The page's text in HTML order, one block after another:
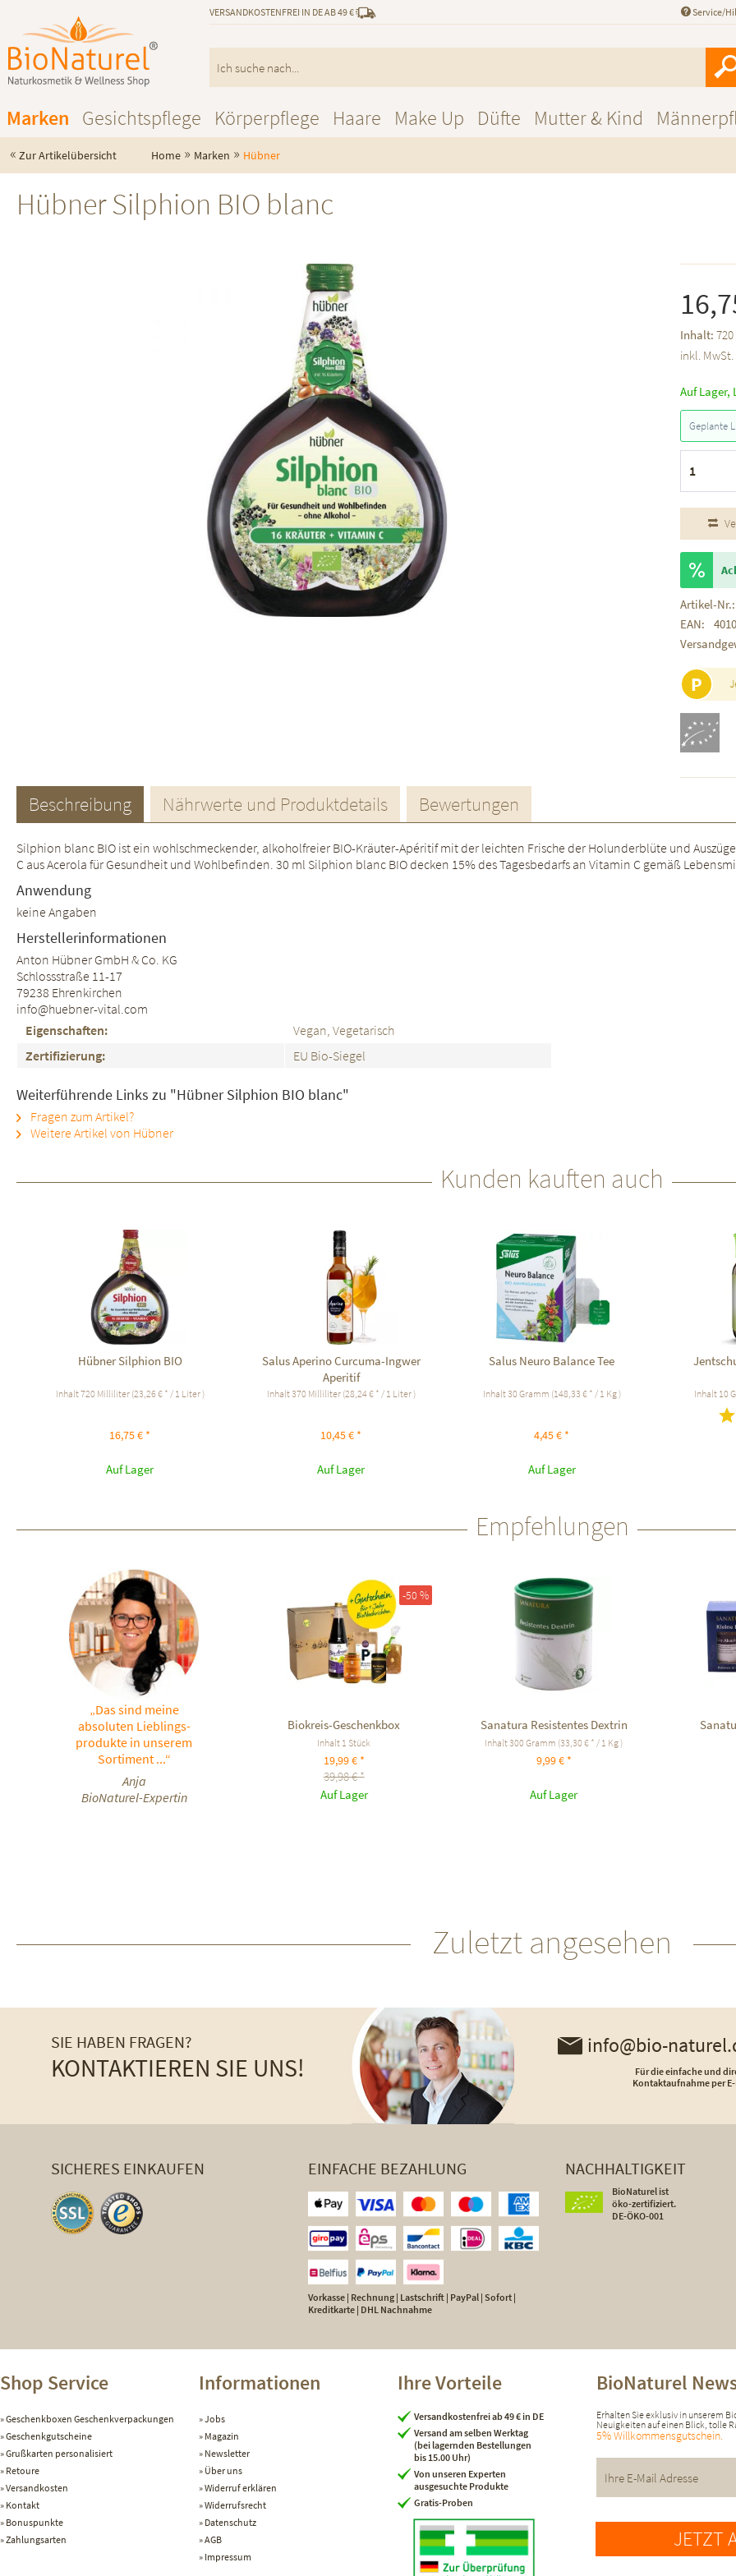
VERSANDKOSTENFREI IN DE AB 49 € Service/
Marken Gesichtspflege Körperpflege Haare Make Up Düfte Mutter & Kind
« Zur Artikelübersicht Home » Marken » Hübner
Hübner Silphion BIO blanc
Inhalt:
inkl. MwSt.
Auf Lager,
Geplante
Artikel-Nr.:
EAN:
P
Beschreibung Nährwerte und Produktdetails Bewertungen
Silphion blanc BIO ist ein wohlschmeckender, alkoholfreier BIO-Kräuter-Apéritif mit der leichten Frische der Holunderblüte und
C aus Acerola für Gesundheit und Wohlbefinden. 30 ml Silphion blanc BIO decken 15% des Tagesbedarfs an Vitamin C gemäß
Anwendung
keine Angaben
Herstellerinformationen
Anton Hübner GmbH & Co. KG
Schlossstraße 11-17
79238 Ehrenkirchen
info@huebner-vital.com
Eigenschaften:
Vegan, Vegetarisch
Zertifizierung:
EU Bio-Siegel
Weiterführende Links zu "Hübner Silphion BIO blanc"
Fragen zum Artikel?
Weitere Artikel von Hübner
Kunden kauften auch
Hübner Silphion BIO
Inhalt720 Milliliter (23,26 € * / 1 Liter )
16,75 € *
Auf Lager
Salus Aperino Curcuma-Ingwer
Aperitif
Inhalt370 Milliliter (28,24 € * / 1 Liter )
10,45 € *
Auf Lager
Salus Neuro Balance Tee
Inhalt30 Gramm (148,33 € * / 1 Kg )
4,45 € *
Auf Lager
Inhalt 10
Empfehlungen
„Das sind meine
absoluten Lieblings-
produkte in unserem
Sortiment ...“
Anja
BioNaturel-Expertin
-50 %
Biokreis-Geschenkbox
Inhalt 1 Stück
19,99 € *
39,98 € *
Auf Lager
Sanatura Resistentes Dextrin
Inhalt300 Gramm (33,30 € * / 1 Kg )
9,99 € *
Auf Lager
Zuletzt angesehen
SIE HABEN FRAGEN?
KONTAKTIEREN SIE UNS!
info@bio-
Für die einfache und
Kontaktaufnahme per
SICHERES EINKAUFEN EINFACHE BEZAHLUNG
Vorkasse | Rechnung | Lastschrift | PayPal | Sofort |
Kreditkarte | DHL Nachnahme
NACHHALTIGKEIT
BioNaturel ist
öko-zertifiziert.
DE-ÖKO-001
Shop Service
Geschenkboxen Geschenkverpackungen
Geschenkgutscheine
Grußkarten personalisiert
Retoure
Versandkosten
Kontakt
Bonuspunkte
Zahlungsarten
Informationen
Jobs
Magazin
Newsletter
Über uns
Widerruf erklären
Widerrufsrecht
Datenschutz
AGB
Impressum
Ihre Vorteile
Versandkostenfrei ab 49 € in DE
Versand am selben Werktag
(bei lagernden Bestellungen
bis 15.00 Uhr)
Von unseren Experten
ausgesuchte Produkte
Gratis-Proben
BioNaturel
Erhalten Sie exklusiv in unserem
Neuigkeiten auf einen Blick, tolle
5% Willkommensgutschein.
JETZT